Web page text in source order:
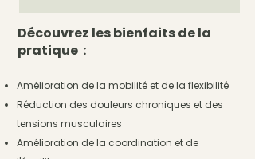
Découvrez les bienfaits de la
pratique :
Amélioration de la mobilité et de la flexibilité
Réduction des douleurs chroniques et des
tensions musculaires
Amélioration de la coordination et de